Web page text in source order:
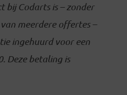
bij Codarts is – zonder
meerdere offertes –
ingehuurd voor een
Deze betaling is